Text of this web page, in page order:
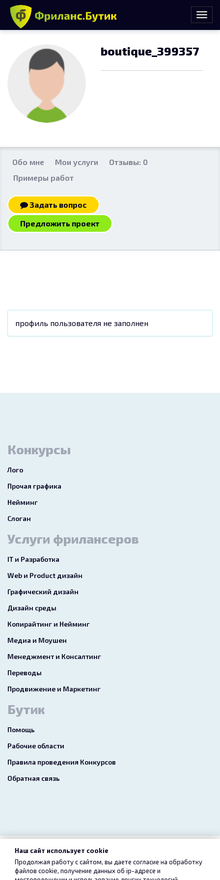
boutique_399357
Обо мне Мои услуги
Отзывы: 0
Примеры работ
Задать вопрос
Предложить проект
профиль пользователя не заполнен
Конкурсы
Лого
Прочая графика
Нейминг
Слоган
Услуги фрилансеров
IT и Разработка
Web и Product дизайн
Графический дизайн
Дизайн среды
Копирайтинг и Нейминг
Медиа и Моушен
Менеджмент и Консалтинг
Переводы
Продвижение и Маркетинг
Бутик
Помощь
Рабочие области
Правила проведения Конкурсов
Обратная связь
2026 freelance.boutique
Пользовательское соглашение Конфиденциальность
Наш сайт использует cookie
Продолжая работу с сайтом, вы даете согласие на обработку
файлов cookie, получение данных об ip-адресе и